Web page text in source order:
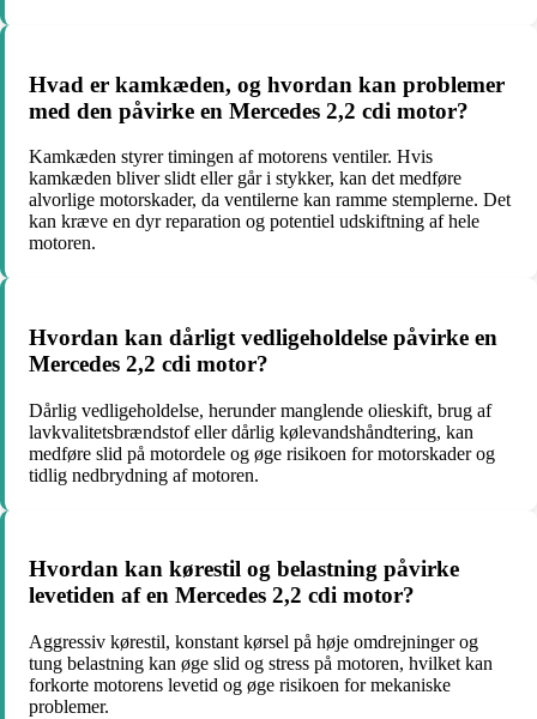
Hvad er kamkæden, og hvordan kan problemer
med den påvirke en Mercedes 2,2 cdi motor?
Kamkæden styrer timingen af motorens ventiler. Hvis
kamkæden bliver slidt eller går i stykker, kan det medføre
alvorlige motorskader, da ventilerne kan ramme stemplerne. Det
kan kræve en dyr reparation og potentiel udskiftning af hele
motoren.
Hvordan kan dårligt vedligeholdelse påvirke en
Mercedes 2,2 cdi motor?
Dårlig vedligeholdelse, herunder manglende olieskift, brug af
lavkvalitetsbrændstof eller dårlig kølevandshåndtering, kan
medføre slid på motordele og øge risikoen for motorskader og
tidlig nedbrydning af motoren.
Hvordan kan kørestil og belastning påvirke
levetiden af en Mercedes 2,2 cdi motor?
Aggressiv kørestil, konstant kørsel på høje omdrejninger og
tung belastning kan øge slid og stress på motoren, hvilket kan
forkorte motorens levetid og øge risikoen for mekaniske
problemer.